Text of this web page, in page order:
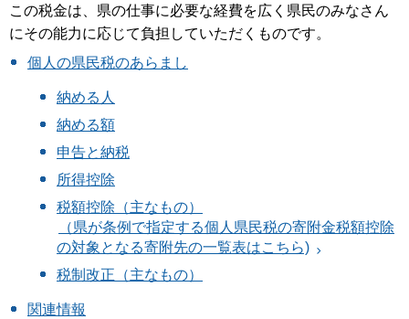
この税金は、県の仕事に必要な経費を広く県民のみなさん
にその能力に応じて負担していただくものです。
個人の県民税のあらまし
納める人
納める額
申告と納税
所得控除
税額控除（主なもの）
（県が条例で指定する個人県民税の寄附金税額控除
の対象となる寄附先の一覧表はこちら)
税制改正（主なもの）
関連情報